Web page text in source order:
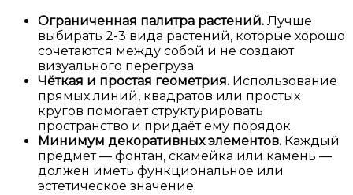
Ограниченная палитра растений. Лучше
выбирать 2-3 вида растений, которые хорошо
сочетаются между собой и не создают
визуального перегруза.
Чёткая и простая геометрия. Использование
прямых линий, квадратов или простых
кругов помогает структурировать
пространство и придаёт ему порядок.
Минимум декоративных элементов. Каждый
предмет — фонтан, скамейка или камень —
должен иметь функциональное или
эстетическое значение.